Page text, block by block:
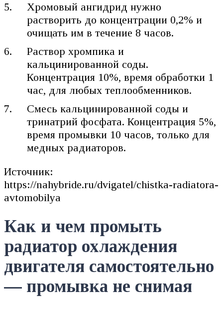
Хромовый ангидрид нужно
растворить до концентрации 0,2% и
очищать им в течение 8 часов.
Раствор хромпика и
кальцинированной соды.
Концентрация 10%, время обработки 1
час, для любых теплообменников.
Смесь кальцинированной соды и
тринатрий фосфата. Концентрация 5%,
время промывки 10 часов, только для
медных радиаторов.
Источник:
https://nahybride.ru/dvigatel/chistka-radiatora-
avtomobilya
Как и чем промыть
радиатор охлаждения
двигателя самостоятельно
— промывка не снимая